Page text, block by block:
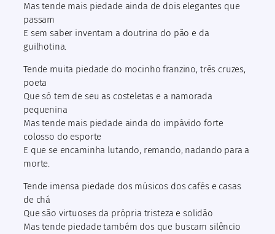
Mas tende mais piedade ainda de dois elegantes que
passam
E sem saber inventam a doutrina do pão e da
guilhotina.
Tende muita piedade do mocinho franzino, três cruzes,
poeta
Que só tem de seu as costeletas e a namorada
pequenina
Mas tende mais piedade ainda do impávido forte
colosso do esporte
E que se encaminha lutando, remando, nadando para a
morte.
Tende imensa piedade dos músicos dos cafés e casas
de chá
Que são virtuoses da própria tristeza e solidão
Mas tende piedade também dos que buscam silêncio